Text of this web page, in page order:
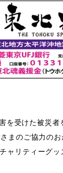
を受けた被災
まのご協力の
ャリティーグ